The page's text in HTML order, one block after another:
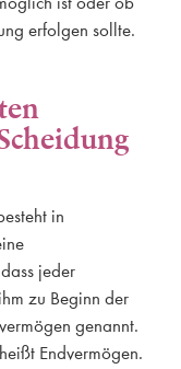
erfolgen sollte.
in
jeder
zu Beginn der
genannt.
Endvermögen.